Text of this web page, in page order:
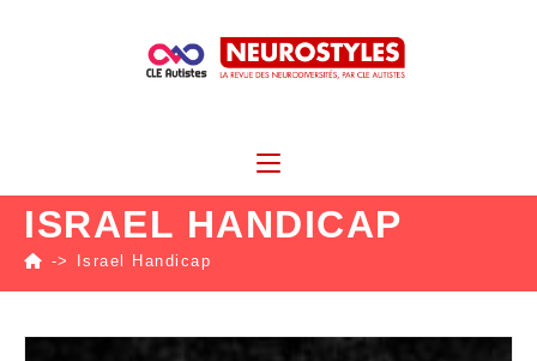
ISRAEL HANDICAP
-> Israel Handicap